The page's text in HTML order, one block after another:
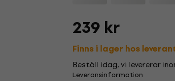
239 kr
Finns i lager hos
Beställ idag, vi levererar
Leveransinformation